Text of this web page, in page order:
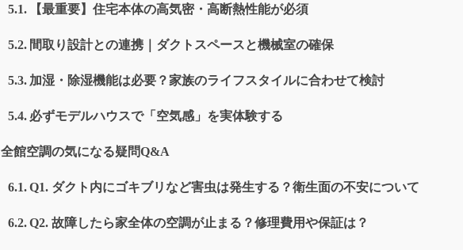
【最重要】住宅本体の高気密・高断熱性能が必須
間取り設計との連携｜ダクトスペースと機械室の確保
加湿・除湿機能は必要？家族のライフスタイルに合わせて検討
必ずモデルハウスで「空気感」を実体験する
全館空調の気になる疑問Q&A
Q1. ダクト内にゴキブリなど害虫は発生する？衛生面の不安について
Q2. 故障したら家全体の空調が止まる？修理費用や保証は？